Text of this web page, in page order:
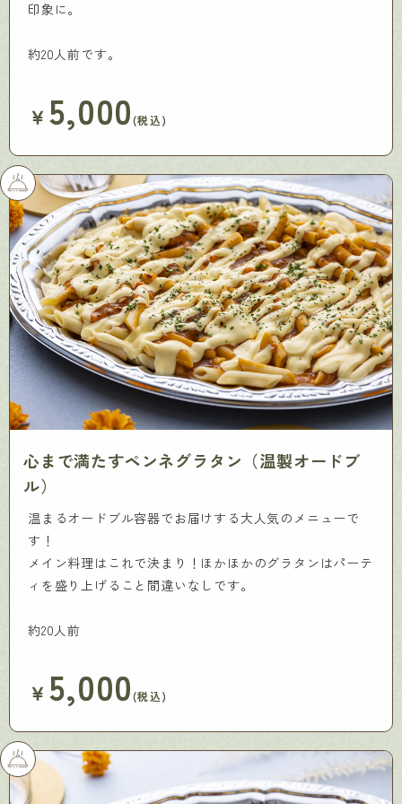
印象に。
約20人前です。
￥5,000(税込)
心まで満たすペンネグラタン（温製オードブ
ル）
温まるオードブル容器でお届けする大人気のメニューで
す！
メイン料理はこれで決まり！ほかほかのグラタンはパーテ
ィを盛り上げること間違いなしです。
約20人前
￥5,000(税込)